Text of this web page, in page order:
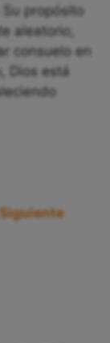
propósito
aleatorio,
consuelo en
Dios está